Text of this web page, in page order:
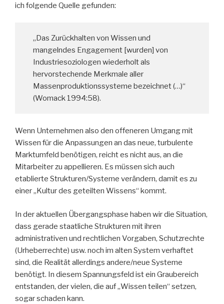
ich folgende Quelle gefunden:
„Das Zurückhalten von Wissen und
mangelndes Engagement [wurden] von
Industriesoziologen wiederholt als
hervorstechende Merkmale aller
Massenproduktionssysteme bezeichnet (…)“
(Womack 1994:58).
Wenn Unternehmen also den offeneren Umgang mit
Wissen für die Anpassungen an das neue, turbulente
Marktumfeld benötigen, reicht es nicht aus, an die
Mitarbeiter zu appellieren. Es müssen sich auch
etablierte Strukturen/Systeme verändern, damit es zu
einer „Kultur des geteilten Wissens“ kommt.
In der aktuellen Übergangsphase haben wir die Situation,
dass gerade staatliche Strukturen mit ihren
administrativen und rechtlichen Vorgaben, Schutzrechte
(Urheberrechte) usw. noch im alten System verhaftet
sind, die Realität allerdings andere/neue Systeme
benötigt. In diesem Spannungsfeld ist ein Graubereich
entstanden, der vielen, die auf „Wissen teilen“ setzen,
sogar schaden kann.